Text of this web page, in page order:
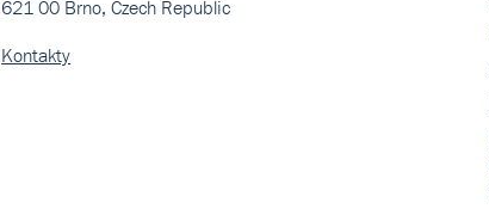
621 00 Brno, Czech Republic
Kontakty